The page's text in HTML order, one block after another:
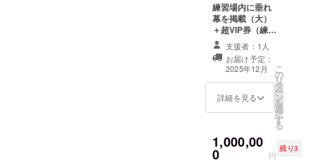
練習場内に垂れ
幕を掲載（大）
＋超VIP券（練習
場20%OFF券）
「お名前掲載」
のリターンに掲
載するお名前を
備考欄に記入し
てください ※有
支援者：1人
お届け予定：
2025年12月
詳細を見る
こ
の
リ
タ
ー
ン
を
選
択
す
る
1,000,00
0 円
残り3